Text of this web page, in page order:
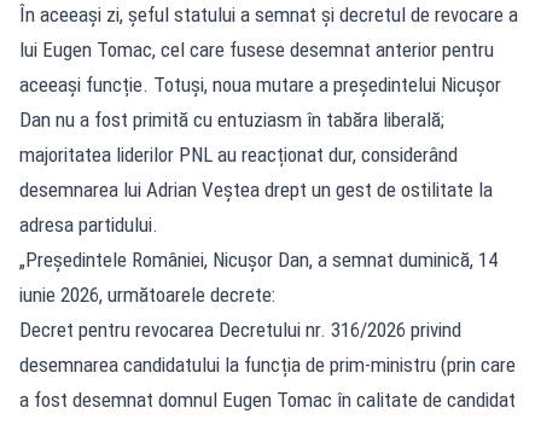
În aceeași zi, șeful statului a semnat și decretul de revocare a
lui Eugen Tomac, cel care fusese desemnat anterior pentru
aceeași funcție. Totuși, noua mutare a președintelui Nicușor
Dan nu a fost primită cu entuziasm în tabăra liberală;
majoritatea liderilor PNL au reacționat dur, considerând
desemnarea lui Adrian Veștea drept un gest de ostilitate la
adresa partidului.
„Președintele României, Nicușor Dan, a semnat duminică, 14
iunie 2026, următoarele decrete:
Decret pentru revocarea Decretului nr. 316/2026 privind
desemnarea candidatului la funcția de prim-ministru (prin care
a fost desemnat domnul Eugen Tomac în calitate de candidat